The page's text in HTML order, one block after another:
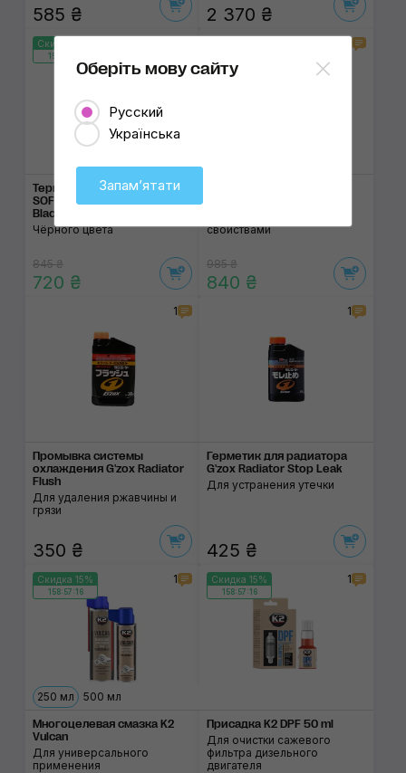
585 ₴ 2 370 ₴
Скидка 15%
158:57:15
Термостойкая краска
SOFT99 Heatproof Paint
Black
Чёрного цвета
845 ₴
720 ₴
свойствами
985 ₴
840 ₴
1
Промывка системы
охлаждения G'zox Radiator
Flush
Для удаления ржавчины и
грязи
350 ₴
1
Герметик для радиатора
G'zox Radiator Stop Leak
Для устранения утечки
425 ₴
Скидка 15%
158:57:15
1
250 мл 500 мл
Многоцелевая смазка K2
Vulcan
Для универсального
применения
Скидка 15%
158:57:15
1
Присадка K2 DPF 50 ml
Для очистки сажевого
фильтра дизельного
двигателя
Оберіть мову сайту
Русский
Українська
Запамʼятати